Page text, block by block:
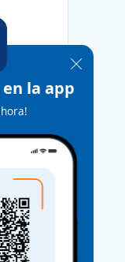
en la app